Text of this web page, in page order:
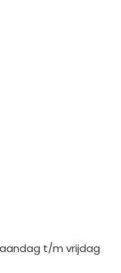
t/m vrijdag